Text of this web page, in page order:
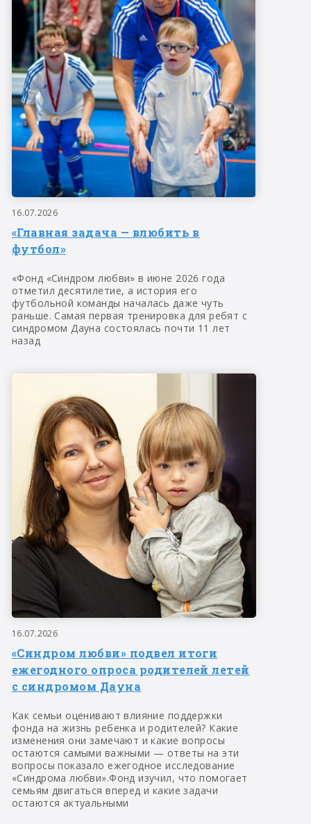
16.07.2026
«Главная задача — влюбить в
футбол»
«Фонд «Синдром любви» в июне 2026 года
отметил десятилетие, а история его
футбольной команды началась даже чуть
раньше. Самая первая тренировка для ребят с
синдромом Дауна состоялась почти 11 лет
назад
16.07.2026
«Синдром любви» подвел итоги
ежегодного опроса родителей летей
с синдромом Дауна
Как семьи оценивают влияние поддержки
фонда на жизнь ребенка и родителей? Какие
изменения они замечают и какие вопросы
остаются самыми важными — ответы на эти
вопросы показало ежегодное исследование
«Синдрома любви».Фонд изучил, что помогает
семьям двигаться вперед и какие задачи
остаются актуальными